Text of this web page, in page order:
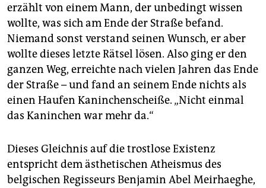
erzählt von einem Mann, der unbedingt wissen
wollte, was sich am Ende der Straße befand.
Niemand sonst verstand seinen Wunsch, er aber
wollte dieses letzte Rätsel lösen. Also ging er den
ganzen Weg, erreichte nach vielen Jahren das Ende
der Straße – und fand an seinem Ende nichts als
einen Haufen Kaninchenscheiße. „Nicht einmal
das Kaninchen war mehr da.“
Dieses Gleichnis auf die trostlose Existenz
entspricht dem ästhetischen Atheismus des
belgischen Regisseurs Benjamin Abel Meirhaeghe,